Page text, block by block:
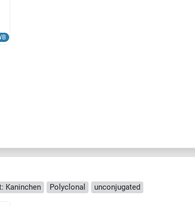
Kaninchen Polyclonal unconjugated